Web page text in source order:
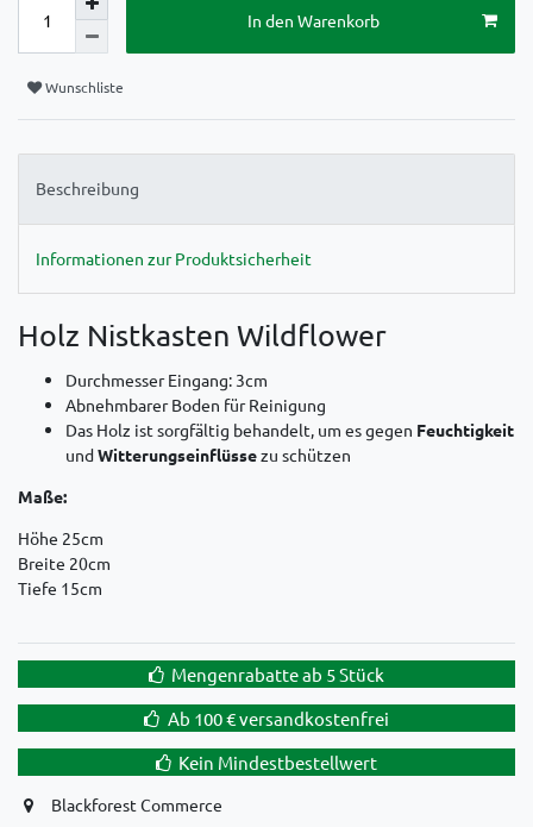
In den Warenkorb
Wunschliste
Beschreibung
Informationen zur Produktsicherheit
Holz Nistkasten Wildflower
Durchmesser Eingang: 3cm
Abnehmbarer Boden für Reinigung
Das Holz ist sorgfältig behandelt, um es gegen Feuchtigkeit
undWitterungseinflüssezu schützen
Maße:
Höhe 25cm
Breite 20cm
Tiefe 15cm
Mengenrabatte ab 5 Stück
Ab 100 € versandkostenfrei
Kein Mindestbestellwert
Blackforest Commerce